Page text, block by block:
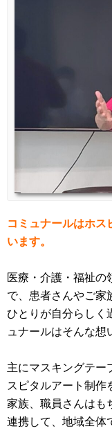
コミュナールはホス
います。
医療・介護・福祉の
で、患者さんやご家
ひとりが自分らしく
ュナールはそんな想
主にマスキングテー
スピタルアート制作
家族、職員さんはも
連携して、地域全体